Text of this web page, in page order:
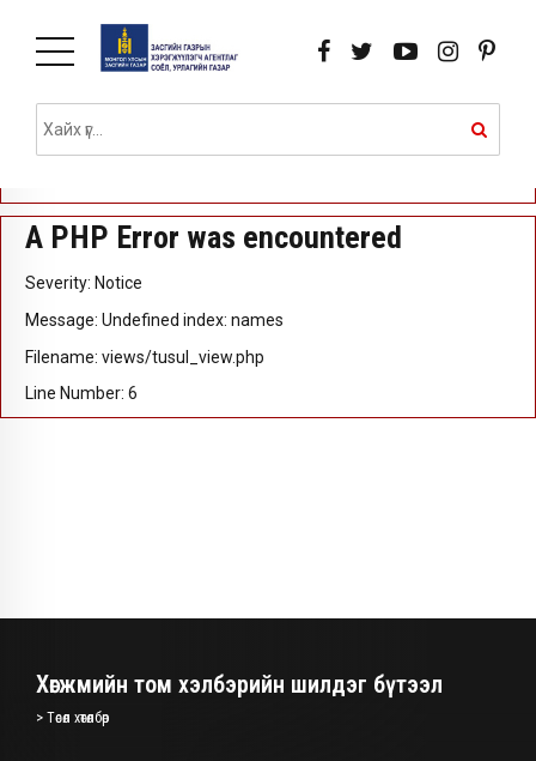
A PHP Error was encountered
Severity: Notice
Message: Undefined index: id
Filename: views/tusul_view.php
A PHP Error was encountered
Severity: Notice
Message: Undefined index: names
Filename: views/tusul_view.php
Line Number: 6
Хөгжмийн том хэлбэрийн шилдэг бүтээл
> Төсөл хөтөлбөр